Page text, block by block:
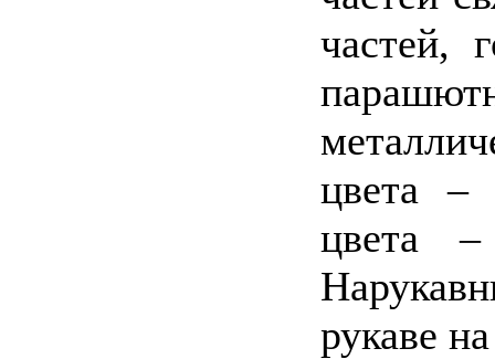
частей,
цвета –
цвета
рукаве